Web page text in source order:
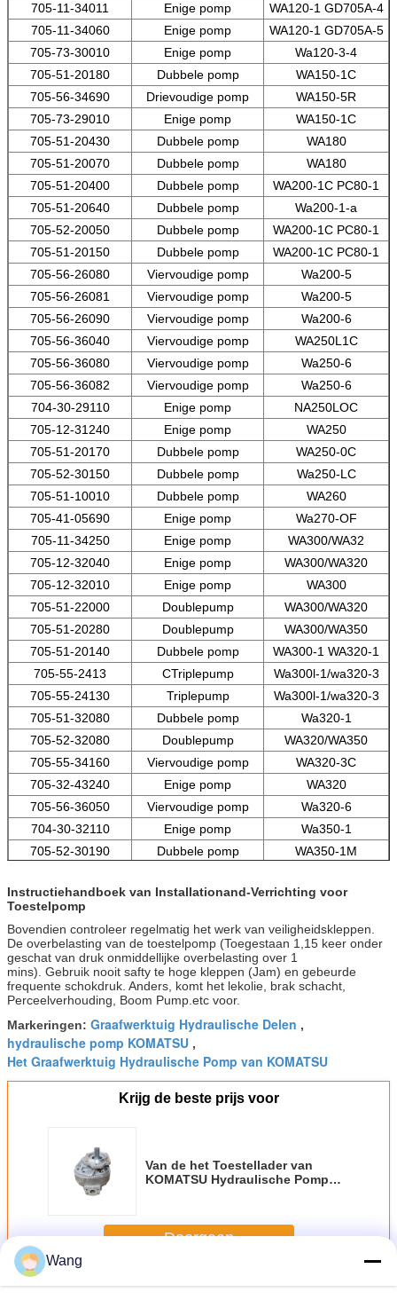
705-11-34011
Enige pomp
WA120-1 GD705A-4
705-11-34060
Enige pomp
WA120-1 GD705A-5
705-73-30010
Enige pomp
Wa120-3-4
705-51-20180
Dubbele pomp
WA150-1C
705-56-34690
Drievoudige pomp
WA150-5R
705-73-29010
Enige pomp
WA150-1C
705-51-20430
Dubbele pomp
WA180
705-51-20070
Dubbele pomp
WA180
705-51-20400
Dubbele pomp
WA200-1C PC80-1
705-51-20640
Dubbele pomp
Wa200-1-a
705-52-20050
Dubbele pomp
WA200-1C PC80-1
705-51-20150
Dubbele pomp
WA200-1C PC80-1
705-56-26080
Viervoudige pomp
Wa200-5
705-56-26081
Viervoudige pomp
Wa200-5
705-56-26090
Viervoudige pomp
Wa200-6
705-56-36040
Viervoudige pomp
WA250L1C
705-56-36080
Viervoudige pomp
Wa250-6
705-56-36082
Viervoudige pomp
Wa250-6
704-30-29110
Enige pomp
NA250LOC
705-12-31240
Enige pomp
WA250
705-51-20170
Dubbele pomp
WA250-0C
705-52-30150
Dubbele pomp
Wa250-LC
705-51-10010
Dubbele pomp
WA260
705-41-05690
Enige pomp
Wa270-OF
705-11-34250
Enige pomp
WA300/WA32
705-12-32040
Enige pomp
WA300/WA320
705-12-32010
Enige pomp
WA300
705-51-22000
Doublepump
WA300/WA320
705-51-20280
Doublepump
WA300/WA350
705-51-20140
Dubbele pomp
WA300-1 WA320-1
705-55-2413
CTriplepump
Wa300l-1/wa320-3
705-55-24130
Triplepump
Wa300l-1/wa320-3
705-51-32080
Dubbele pomp
Wa320-1
705-52-32080
Doublepump
WA320/WA350
705-55-34160
Viervoudige pomp
WA320-3C
705-32-43240
Enige pomp
WA320
705-56-36050
Viervoudige pomp
Wa320-6
704-30-32110
Enige pomp
Wa350-1
705-52-30190
Dubbele pomp WA350-1M
Instructiehandboek van Installationand-Verrichting voor
Toestelpomp
Bovendien controleer regelmatig het werk van veiligheidskleppen.
De overbelasting van de toestelpomp (Toegestaan 1,15 keer onder
geschat van druk onmiddellijke overbelasting over 1
mins). Gebruik nooit safty te hoge kleppen (Jam) en gebeurde
frequente schokdruk. Anders, komt het lekolie, brak schacht,
Perceelverhouding, Boom Pump.etc voor.
Markeringen: Graafwerktuig Hydraulische Delen ,
hydraulische pomp KOMATSU ,
Het Graafwerktuig Hydraulische Pomp van KOMATSU
Krijg de beste prijs voor
Van de het Toestellader van
KOMATSU Hydraulische Pomp
Doorgaan
MeerHet toestelpomp van KOMATSU
Wang